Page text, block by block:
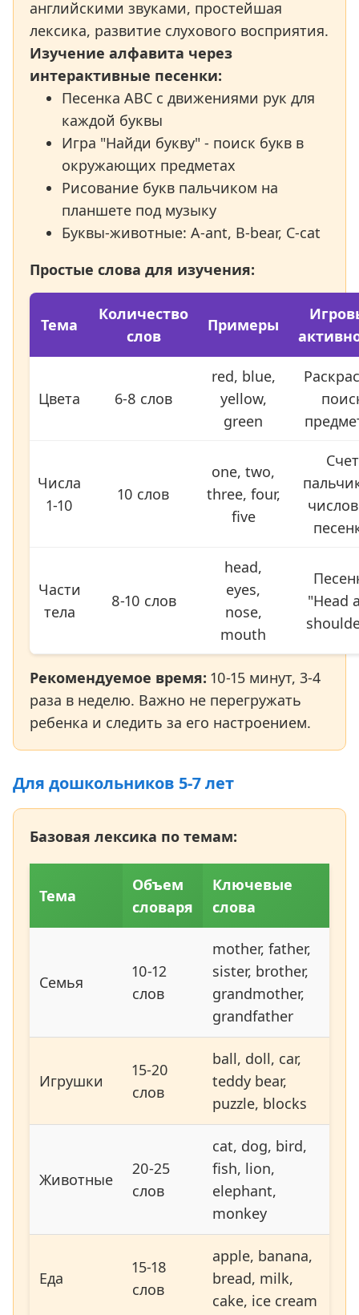
английскими звуками, простейшая
лексика, развитие слухового восприятия.
Изучение алфавита через
интерактивные песенки:
Песенка ABC с движениями рук для
каждой буквы
Игра "Найди букву" - поиск букв в
окружающих предметах
Рисование букв пальчиком на
планшете под музыку
Буквы-животные: A-ant, B-bear, C-cat
Простые слова для изучения:
Тема
Количество
слов
Примеры
Цвета 6-8 слов
red, blue,
yellow,
green
Числа
1-10
10 слов
one, two,
three, four,
five
Счет
Части
тела
8-10 слов
head,
eyes,
nose,
mouth
"Head
Рекомендуемое время: 10-15 минут, 3-4
раза в неделю. Важно не перегружать
ребенка и следить за его настроением.
Для дошкольников 5-7 лет
Базовая лексика по темам:
Тема
Объем
словаря
Ключевые
слова
Семья
10-12
слов
mother, father,
sister, brother,
grandmother,
grandfather
Игрушки
15-20
слов
ball, doll, car,
teddy bear,
puzzle, blocks
Животные
20-25
слов
cat, dog, bird,
fish, lion,
elephant,
monkey
Еда
15-18
слов
apple, banana,
bread, milk,
cake, ice cream